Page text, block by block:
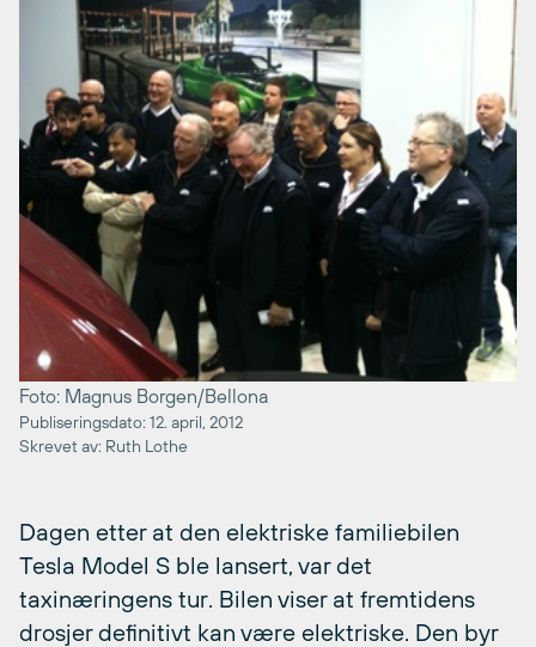
Foto: Magnus Borgen/Bellona
Publiseringsdato: 12. april, 2012
Skrevet av: Ruth Lothe
Dagen etter at den elektriske familiebilen
Tesla Model S ble lansert, var det
taxinæringens tur. Bilen viser at fremtidens
drosjer definitivt kan være elektriske. Den byr